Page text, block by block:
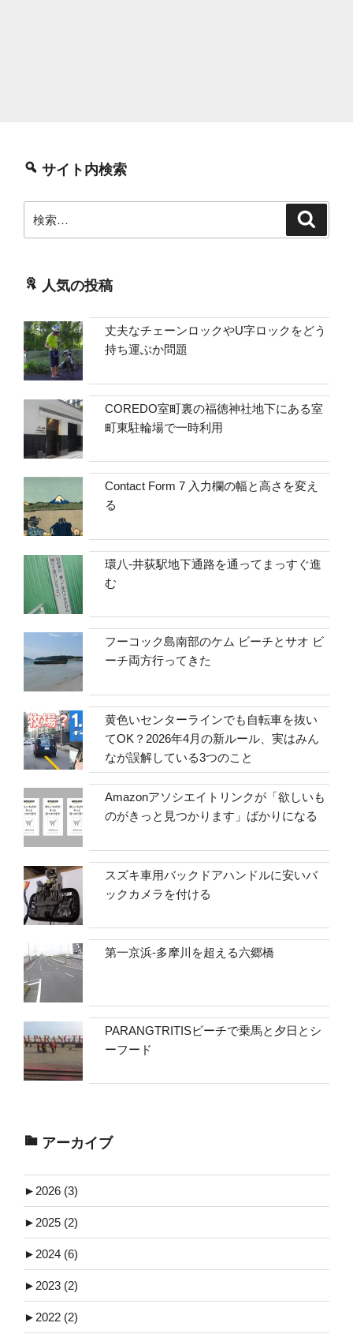
サイト内検索
索:
人気の投稿
丈夫なチェーンロックやU字ロックをどう
持ち運ぶか問題
COREDO室町裏の福徳神社地下にある室
町東駐輪場で一時利用
Contact Form 7 入力欄の幅と高さを変え
る
環八-井荻駅地下通路を通ってまっすぐ進
む
フーコック島南部のケム ビーチとサオ ビ
ーチ両方行ってきた
黄色いセンターラインでも自転車を抜い
てOK？2026年4月の新ルール、実はみん
なが誤解している3つのこと
Amazonアソシエイトリンクが「欲しいも
のがきっと見つかります」ばかりになる
スズキ車用バックドアハンドルに安いバ
ックカメラを付ける
第一京浜-多摩川を超える六郷橋
PARANGTRITISビーチで乗馬と夕日とシ
ーフード
アーカイブ
► 2026 (3)
► 2025 (2)
► 2024 (6)
► 2023 (2)
► 2022 (2)